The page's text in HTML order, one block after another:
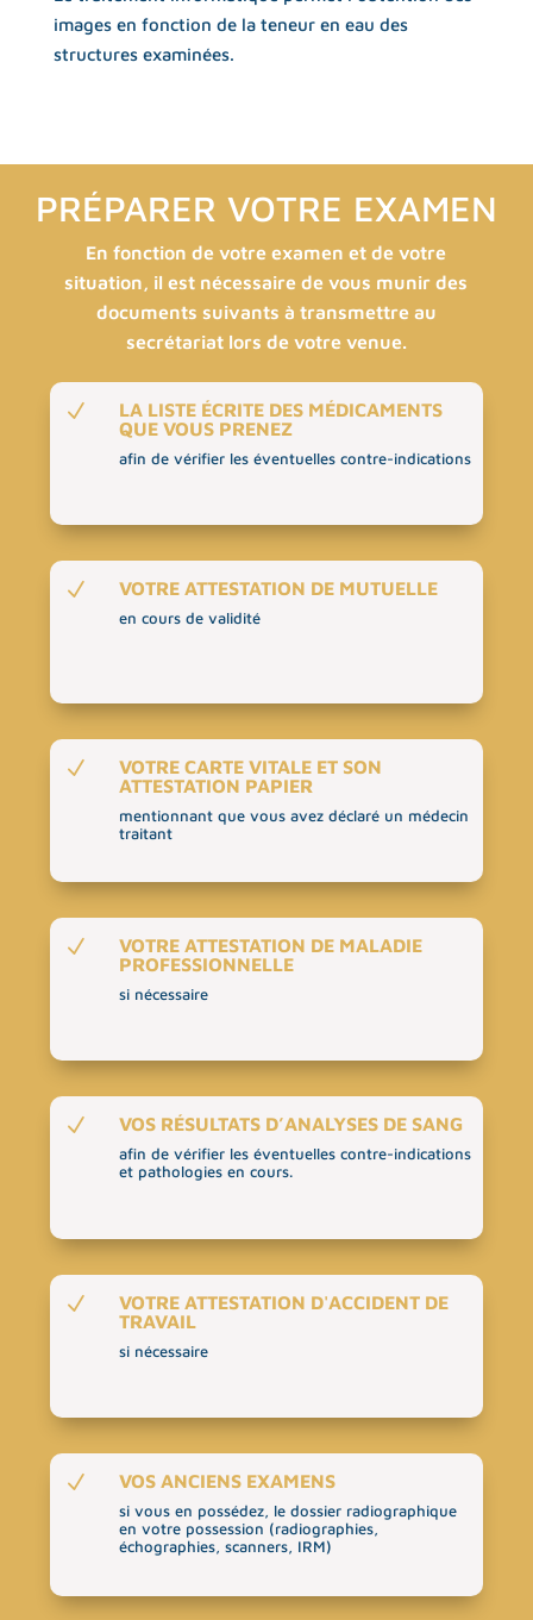
images en fonction de la teneur en eau des
structures examinées.
PRÉPARER VOTRE EXAMEN
En fonction de votre examen et de votre
situation, il est nécessaire de vous munir des
documents suivants à transmettre au
secrétariat lors de votre venue.
N
LA LISTE ÉCRITE DES MÉDICAMENTS
QUE VOUS PRENEZ
afin de vérifier les éventuelles contre-indications
N VOTRE ATTESTATION DE MUTUELLE
en cours de validité
N
VOTRE CARTE VITALE ET SON
ATTESTATION PAPIER
mentionnant que vous avez déclaré un médecin
traitant
N
VOTRE ATTESTATION DE MALADIE
PROFESSIONNELLE
si nécessaire
N VOS RÉSULTATS D’ANALYSES DE SANG
afin de vérifier les éventuelles contre-indications
et pathologies en cours.
N
VOTRE ATTESTATION D'ACCIDENT DE
TRAVAIL
si nécessaire
N VOS ANCIENS EXAMENS
si vous en possédez, le dossier radiographique
en votre possession (radiographies,
échographies, scanners, IRM)